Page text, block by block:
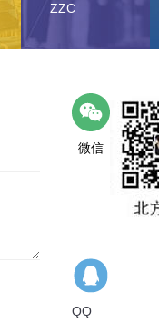
ZZC
微信
QQ